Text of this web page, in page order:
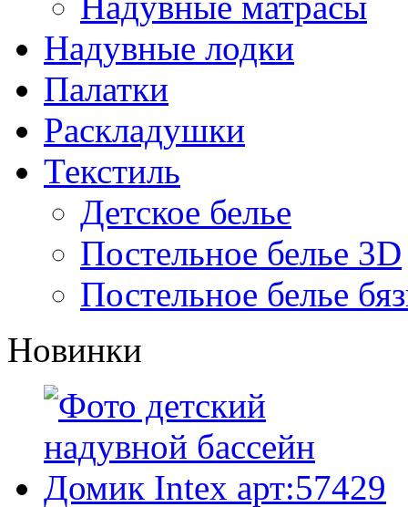
Надувные лодки
Палатки
Раскладушки
Текстиль
Детское белье
Постельное белье 3D
Постельное белье
Новинки